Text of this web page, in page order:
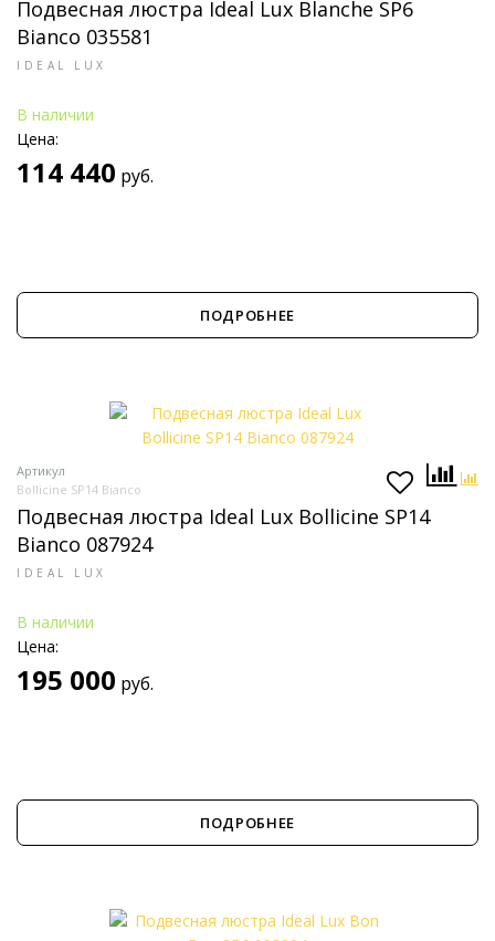
Подвесная люстра Ideal Lux Blanche SP6
Bianco 035581
IDEAL LUX
В наличии
Цена:
114 440 руб.
ПОДРОБНЕЕ
Артикул
Bollicine SP14 Bianco
Подвесная люстра Ideal Lux Bollicine SP14
Bianco 087924
IDEAL LUX
В наличии
Цена:
195 000 руб.
ПОДРОБНЕЕ